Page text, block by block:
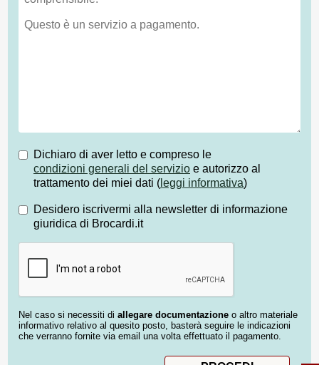
Dichiaro di aver letto e compreso le
condizioni generali del servizio e autorizzo al
trattamento dei miei dati ( leggi informativa)
Desidero iscrivermi alla newsletter di informazione
giuridica di Brocardi.it
Nel caso si necessiti di allegare documentazione o altro materiale
informativo relativo al quesito posto, basterà seguire le indicazioni
che verranno fornite via email una volta effettuato il pagamento.